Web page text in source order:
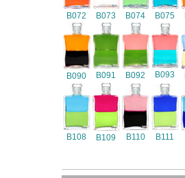
B072 B073 B074 B075
B090 B091 B092 B093
B108 B109 B110 B111